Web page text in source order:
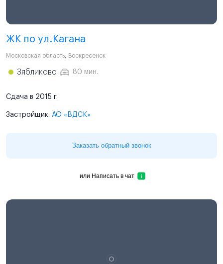
ЖК по ул.Кагана
Московская область, Воскресенск
Зябликово 80 мин.
Сдача в 2015 г.
Застройщик: АО «ВДСК»
Заказать обратный звонок
или Написать в чат